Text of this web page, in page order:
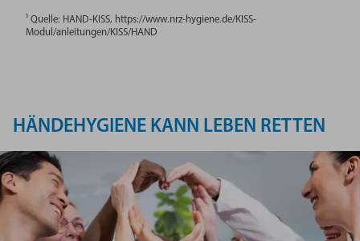
¹ Quelle: HAND-KISS, https://www.nrz-hygiene.de/KISS-
Modul/anleitungen/KISS/HAND
HÄNDEHYGIENE KANN LEBEN RETTEN